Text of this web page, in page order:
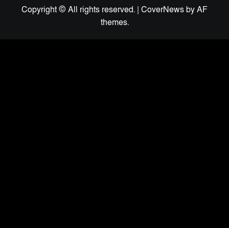
Copyright © All rights reserved. | CoverNewsby AF
themes.